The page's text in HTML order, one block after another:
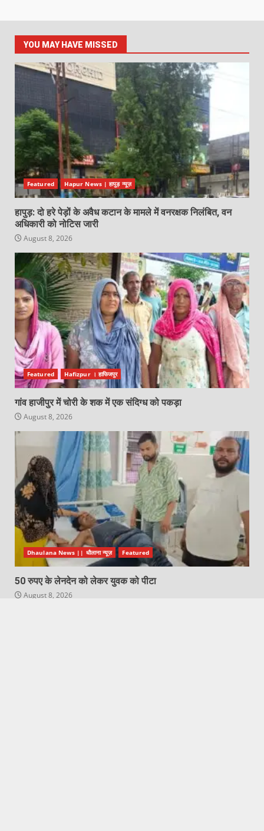
YOU MAY HAVE MISSED
Featured Hapur News | हापुड़ न्यूज़
हापुड़: दो हरे पेड़ों के अवैध कटान के मामले में वनरक्षक निलंबित, वन
अधिकारी को नोटिस जारी
August 8, 2026
Featured Hafizpur । हाफिजपुर
गांव हाजीपुर में चोरी के शक में एक संदिग्ध को पकड़ा
August 8, 2026
Dhaulana News || धौलाना न्यूज़ Featured
50 रुपए के लेनदेन को लेकर युवक को पीटा
August 8, 2026